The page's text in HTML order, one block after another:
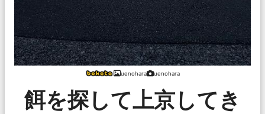
uenohara uenohara
餌を探して上京してき